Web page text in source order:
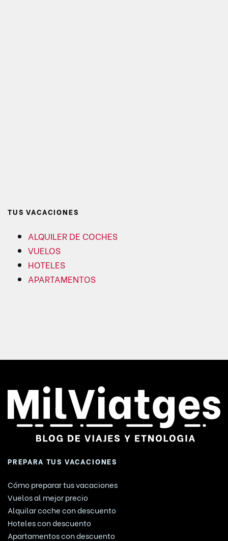
TUS VACACIONES
ALQUILER DE COCHES
VUELOS
HOTELES
APARTAMENTOS
PREPARA TUS VACACIONES
Cómo preparar tus vacaciones
Vuelos al mejor precio
Alquilar coche con descuento
Hoteles con descuento
Apartamentos con descuento